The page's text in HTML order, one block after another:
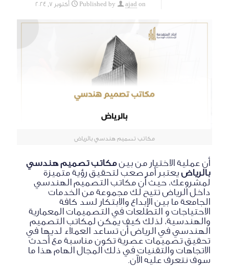
Published by ajad on أكتوبر 7, 2024
مكاتب تصميم هندسي بالرياض
أن عملية الاختيار من بينمكاتب تصميم هندسي
بالرياضيعتبر أمر صعب لتحقيق رؤية متميزة
لمشروعك، حيث أن مكاتب التصميم الهندسي
داخل الرياض تتيح لك مجموعة من الخدمات
الجامعة ما بين الإبداع والابتكار لسد كافة
الاحتياجات و التطلعات في التصميمات المعمارية
والهندسية، لذلك كيف يمكن لمكاتب التصميم
الهندسي في الرياض أن تساعد العملاء لديها في
تحقيق تصميمات عصرية تكون مناسبة مع أحدث
الاتجاهات والتقنيات في ذلك المجال الهام هذا ما
سوف نتعرف عليه الآن.